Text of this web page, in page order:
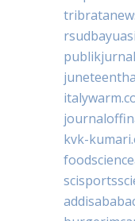
kvk-